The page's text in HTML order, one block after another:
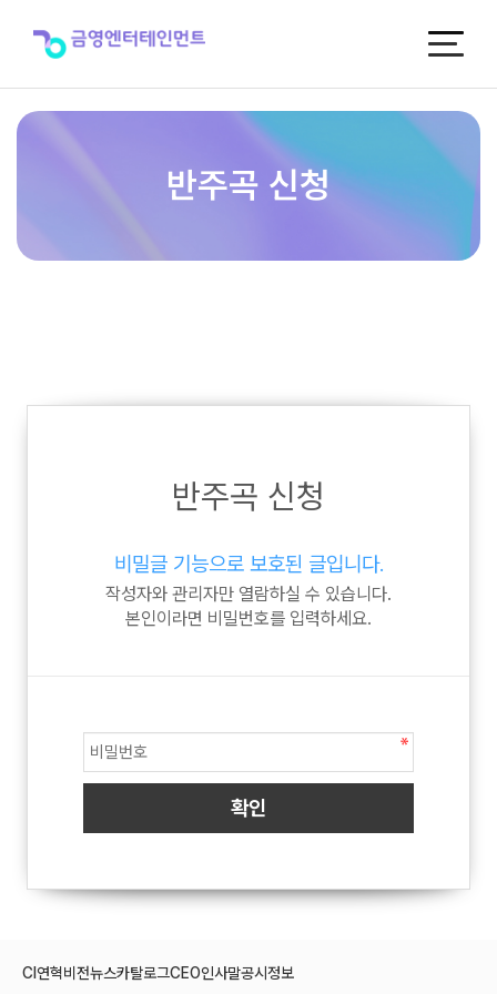
반주곡 신청
반주곡 신청
비밀글 기능으로 보호된 글입니다.
작성자와 관리자만 열람하실 수 있습니다.
본인이라면 비밀번호를 입력하세요.
CI 연혁비전뉴스카탈로그CEO인사말공시정보